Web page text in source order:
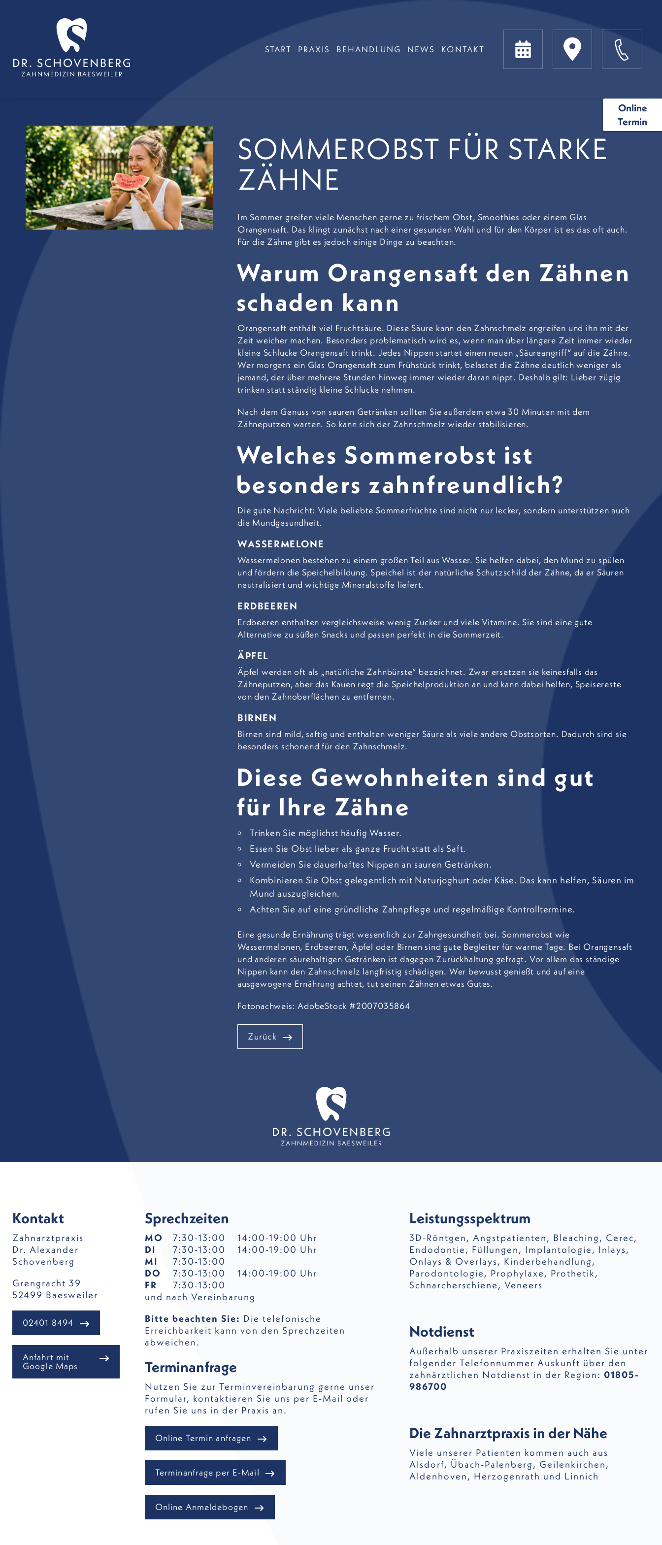
überspringen
START PRAXIS BEHANDLUNG NEWS KONTAKT
SOMMEROBST FÜR STARKE
ZÄHNE
Im Sommer greifen viele Menschen gerne zu frischem Obst, Smoothies oder einem Glas
Orangensaft. Das klingt zunächst nach einer gesunden Wahl und für den Körper ist es das oft auch.
Für die Zähne gibt es jedoch einige Dinge zu beachten.
Warum Orangensaft den Zähnen
schaden kann
Orangensaft enthält viel Fruchtsäure. Diese Säure kann den Zahnschmelz angreifen und ihn mit der
Zeit weicher machen. Besonders problematisch wird es, wenn man über längere Zeit immer wieder
kleine Schlucke Orangensaft trinkt. Jedes Nippen startet einen neuen „Säureangriff“ auf die Zähne.
Wer morgens ein Glas Orangensaft zum Frühstück trinkt, belastet die Zähne deutlich weniger als
jemand, der über mehrere Stunden hinweg immer wieder daran nippt. Deshalb gilt: Lieber zügig
trinken statt ständig kleine Schlucke nehmen.
Nach dem Genuss von sauren Getränken sollten Sie außerdem etwa 30 Minuten mit dem
Zähneputzen warten. So kann sich der Zahnschmelz wieder stabilisieren.
Welches Sommerobst ist
besonders zahnfreundlich?
Die gute Nachricht: Viele beliebte Sommerfrüchte sind nicht nur lecker, sondern unterstützen auch
die Mundgesundheit.
WASSERMELONE
Wassermelonen bestehen zu einem großen Teil aus Wasser. Sie helfen dabei, den Mund zu spülen
und fördern die Speichelbildung. Speichel ist der natürliche Schutzschild der Zähne, da er Säuren
neutralisiert und wichtige Mineralstoffe liefert.
ERDBEEREN
Erdbeeren enthalten vergleichsweise wenig Zucker und viele Vitamine. Sie sind eine gute
Alternative zu süßen Snacks und passen perfekt in die Sommerzeit.
ÄPFEL
Äpfel werden oft als „natürliche Zahnbürste“ bezeichnet. Zwar ersetzen sie keinesfalls das
Zähneputzen, aber das Kauen regt die Speichelproduktion an und kann dabei helfen, Speisereste
von den Zahnoberflächen zu entfernen.
BIRNEN
Birnen sind mild, saftig und enthalten weniger Säure als viele andere Obstsorten. Dadurch sind sie
besonders schonend für den Zahnschmelz.
Diese Gewohnheiten sind gut
für Ihre Zähne
Trinken Sie möglichst häufig Wasser.
Essen Sie Obst lieber als ganze Frucht statt als Saft.
Vermeiden Sie dauerhaftes Nippen an sauren Getränken.
Kombinieren Sie Obst gelegentlich mit Naturjoghurt oder Käse. Das kann helfen, Säuren im
Mund auszugleichen.
Achten Sie auf eine gründliche Zahnpflege und regelmäßige Kontrolltermine.
Eine gesunde Ernährung trägt wesentlich zur Zahngesundheit bei. Sommerobst wie
Wassermelonen, Erdbeeren, Äpfel oder Birnen sind gute Begleiter für warme Tage. Bei Orangensaft
und anderen säurehaltigen Getränken ist dagegen Zurückhaltung gefragt. Vor allem das ständige
Nippen kann den Zahnschmelz langfristig schädigen. Wer bewusst genießt und auf eine
ausgewogene Ernährung achtet, tut seinen Zähnen etwas Gutes.
Fotonachweis: AdobeStock #2007035864
Zurück
Online
Termin
Kontakt
Zahnarztpraxis
Dr. Alexander
Schovenberg
Grengracht 39
52499 Baesweiler
02401 8494
Anfahrt mit
Google Maps
Sprechzeiten
MO 7:30-13:00
14:00-19:00 Uhr
DI
7:30-13:00
14:00-19:00 Uhr
MI
7:30-13:00
DO 7:30-13:00 14:00-19:00 Uhr
FR
7:30-13:00
und nach Vereinbarung
Bitte beachten Sie: Die telefonische
Erreichbarkeit kann von den Sprechzeiten
abweichen.
Terminanfrage
Nutzen Sie zur Terminvereinbarung gerne unser
Formular, kontaktieren Sie uns per E-Mail oder
rufen Sie uns in der Praxis an.
Online Termin anfragen
Terminanfrage per E-Mail
Online Anmeldebogen
Leistungsspektrum
3D-Röntgen, Angstpatienten, Bleaching, Cerec,
Endodontie, Füllungen, Implantologie, Inlays,
Onlays & Overlays, Kinderbehandlung,
Parodontologie, Prophylaxe, Prothetik,
Schnarcherschiene,Veneers
Notdienst
Außerhalb unserer Praxiszeiten erhalten Sie unter
folgender Telefonnummer Auskunft über den
zahnärztlichen Notdienst in der Region:01805-
986700
Die Zahnarztpraxis in der Nähe
Viele unserer Patienten kommen auch aus
Alsdorf, Übach-Palenberg, Geilenkirchen,
Aldenhoven, Herzogenrath und Linnich